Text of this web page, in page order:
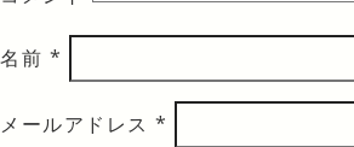
名前 *
メールアドレス *